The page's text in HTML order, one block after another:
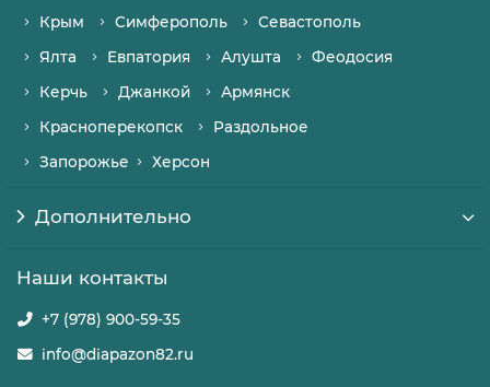
Крым Симферополь
Севастополь
Ялта
Евпатория Алушта
Феодосия
Керчь
Джанкой
Армянск
Красноперекопск
Раздольное
Запорожье
Херсон
Дополнительно
Наши контакты
+7 (978) 900-59-35
info@diapazon82.ru